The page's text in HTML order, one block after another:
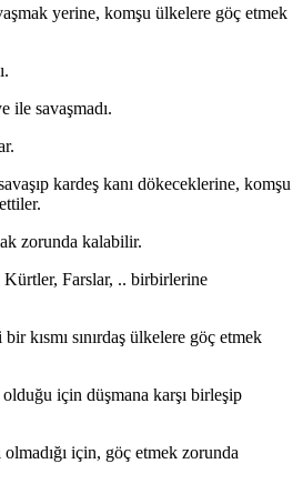
yerine, komşu ülkelere göç etmek
savaşmadı.
kardeş kanı dökeceklerine, komşu
zorunda kalabilir.
Farslar, .. birbirlerine
kısmı sınırdaş ülkelere göç etmek
için düşmana karşı birleşip
için, göç etmek zorunda